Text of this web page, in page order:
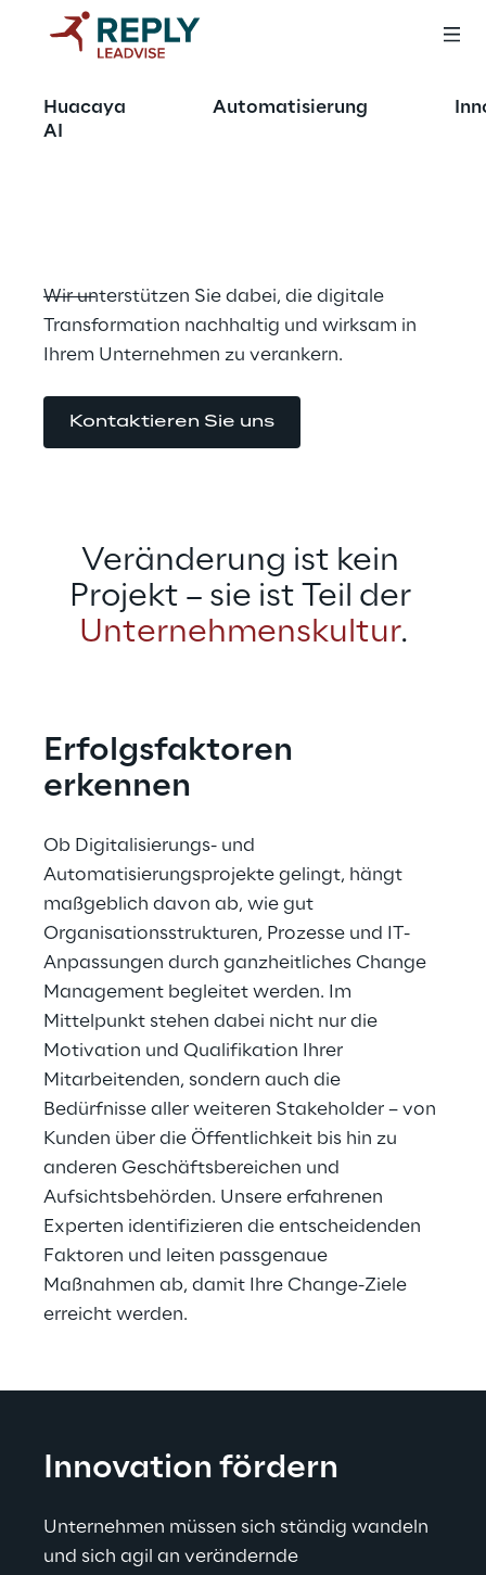
Huacaya
AI
Automatisierung
Change
Wir unterstützen Sie dabei, die digitale
Transformation nachhaltig und wirksam in
Ihrem Unternehmen zu verankern.
Kontaktieren Sie uns
Veränderung ist kein
Projekt – sie ist Teil der
Unternehmenskultur.
Erfolgsfaktoren
erkennen
Ob Digitalisierungs- und
Automatisierungsprojekte gelingt, hängt
maßgeblich davon ab, wie gut
Organisationsstrukturen, Prozesse und IT-
Anpassungen durch ganzheitliches Change
Management begleitet werden. Im
Mittelpunkt stehen dabei nicht nur die
Motivation und Qualifikation Ihrer
Mitarbeitenden, sondern auch die
Bedürfnisse aller weiteren Stakeholder – von
Kunden über die Öffentlichkeit bis hin zu
anderen Geschäftsbereichen und
Aufsichtsbehörden. Unsere erfahrenen
Experten identifizieren die entscheidenden
Faktoren und leiten passgenaue
Maßnahmen ab, damit Ihre Change-Ziele
erreicht werden.
Innovation fördern
Unternehmen müssen sich ständig wandeln
und sich agil an verändernde